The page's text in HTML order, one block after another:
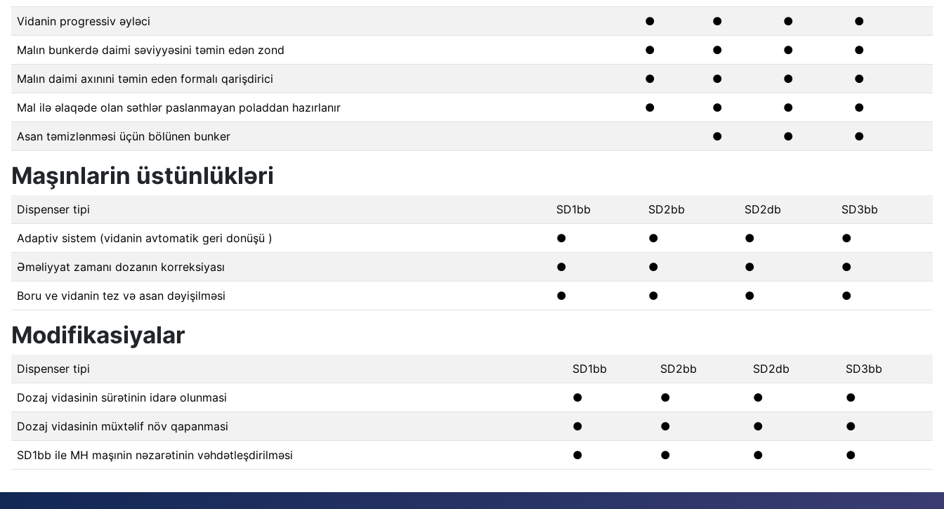
Vidanin progressiv əyləci ● ● ● ●
Malın bunkerdə daimi səviyyəsini təmin edən zond ● ● ● ●
Malın daimi axınıni təmin eden formalı qarişdirici ● ● ● ●
Mal ilə əlaqəde olan səthlər paslanmayan poladdan hazırlanır ● ● ● ●
Asan təmizlənməsi üçün bölünen bunker ● ● ●
Maşınlarin üstünlükləri
Dispenser tipi SD1bb SD2bb SD2db SD3bb
Adaptiv sistem (vidanin avtomatik geri donüşü ) ● ● ● ●
Əməliyyat zamanı dozanın korreksiyası ● ● ● ●
Boru ve vidanin tez və asan dəyişilməsi ● ● ● ●
Modifikasiyalar
Dispenser tipi SD1bb SD2bb SD2db SD3bb
Dozaj vidasinin sürətinin idarə olunmasi ● ● ● ●
Dozaj vidasinin müxtəlif növ qapanmasi ● ● ● ●
SD1bb ile MH maşınin nəzarətinin vəhdətleşdirilməsi ● ● ● ●